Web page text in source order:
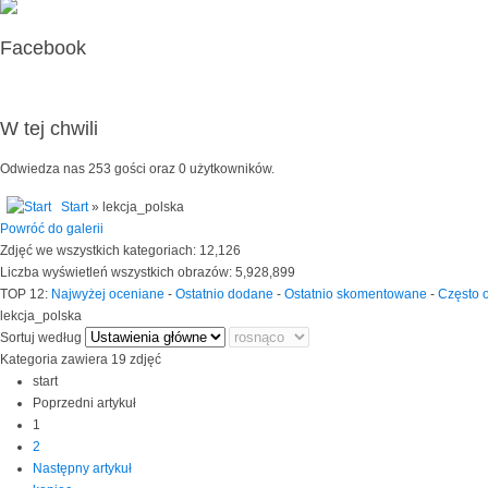
Facebook
W tej chwili
Odwiedza nas 253 gości oraz 0 użytkowników.
Start» lekcja_polska
Powróć do galerii
Zdjęć we wszystkich kategoriach: 12,126
Liczba wyświetleń wszystkich obrazów: 5,928,899
TOP 12: Najwyżej oceniane - Ostatnio dodane - Ostatnio skomentowane - Często
lekcja_polska
Sortuj według
Kategoria zawiera 19 zdjęć
start
Poprzedni artykuł
1
2
Następny artykuł